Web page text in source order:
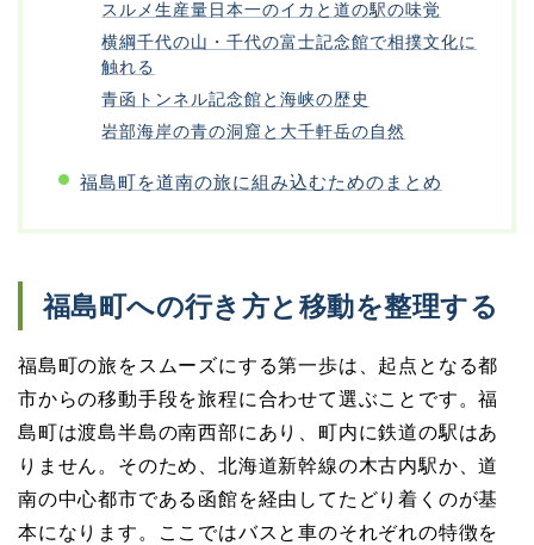
スルメ生産量日本一のイカと道の駅の味覚
横綱千代の山・千代の富士記念館で相撲文化に
触れる
青函トンネル記念館と海峡の歴史
岩部海岸の青の洞窟と大千軒岳の自然
福島町を道南の旅に組み込むためのまとめ
福島町への行き方と移動を整理する
福島町の旅をスムーズにする第一歩は、起点となる都
市からの移動手段を旅程に合わせて選ぶことです。福
島町は渡島半島の南西部にあり、町内に鉄道の駅はあ
りません。そのため、北海道新幹線の木古内駅か、道
南の中心都市である函館を経由してたどり着くのが基
本になります。ここではバスと車のそれぞれの特徴を